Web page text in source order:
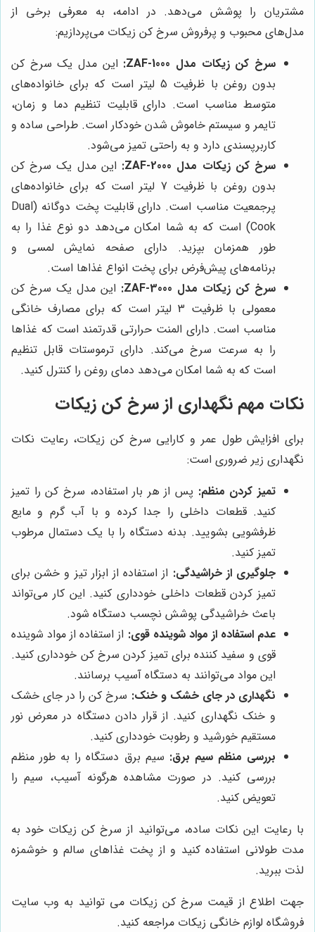
مشتریان را پوشش می‌دهد. در ادامه، به معرفی برخی از
مدل‌های محبوب و پرفروش سرخ کن زیکات می‌پردازیم:
سرخ کن زیکات مدل ZAF-1000:
این مدل یک سرخ کن
بدون روغن با ظرفیت 5 لیتر است که برای خانواده‌های
متوسط مناسب است. دارای قابلیت تنظیم دما و زمان،
تایمر و سیستم خاموش شدن خودکار است. طراحی ساده و
کاربرپسندی دارد و به راحتی تمیز می‌شود.
سرخ کن زیکات مدل ZAF-2000:
این مدل یک سرخ کن
بدون روغن با ظرفیت 7 لیتر است که برای خانواده‌های
پرجمعیت مناسب است. دارای قابلیت پخت دوگانه (Dual
Cook) است که به شما امکان می‌دهد دو نوع غذا را به
طور همزمان بپزید. دارای صفحه نمایش لمسی و
برنامه‌های پیش‌فرض برای پخت انواع غذاها است.
سرخ کن زیکات مدل ZAF-3000:
این مدل یک سرخ کن
معمولی با ظرفیت 3 لیتر است که برای مصارف خانگی
مناسب است. دارای المنت حرارتی قدرتمند است که غذاها
را به سرعت سرخ می‌کند. دارای ترموستات قابل تنظیم
است که به شما امکان می‌دهد دمای روغن را کنترل کنید.
نکات مهم نگهداری از سرخ کن زیکات
برای افزایش طول عمر و کارایی سرخ کن زیکات، رعایت نکات
نگهداری زیر ضروری است:
تمیز کردن منظم: پس از هر بار استفاده، سرخ کن را تمیز
کنید. قطعات داخلی را جدا کرده و با آب گرم و مایع
ظرفشویی بشویید. بدنه دستگاه را با یک دستمال مرطوب
تمیز کنید.
جلوگیری از خراشیدگی: از استفاده از ابزار تیز و خشن برای
تمیز کردن قطعات داخلی خودداری کنید. این کار می‌تواند
باعث خراشیدگی پوشش نچسب دستگاه شود.
عدم استفاده از مواد شوینده قوی: از استفاده از مواد شوینده
قوی و سفید کننده برای تمیز کردن سرخ کن خودداری کنید.
این مواد می‌توانند به دستگاه آسیب برسانند.
نگهداری در جای خشک و خنک: سرخ کن را در جای خشک
و خنک نگهداری کنید. از قرار دادن دستگاه در معرض نور
مستقیم خورشید و رطوبت خودداری کنید.
بررسی منظم سیم برق: سیم برق دستگاه را به طور منظم
بررسی کنید. در صورت مشاهده هرگونه آسیب، سیم را
تعویض کنید.
با رعایت این نکات ساده، می‌توانید از سرخ کن زیکات خود به
مدت طولانی استفاده کنید و از پخت غذاهای سالم و خوشمزه
لذت ببرید.
جهت اطلاع از قیمت سرخ کن زیکات می توانید به وب سایت
فروشگاه لوازم خانگی زیکات مراجعه کنید.